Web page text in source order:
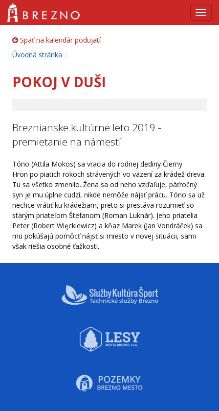
Späť na kalendár podujatí
Úvodná stránka
POKOJ V DUŠI
Breznianske kultúrne leto 2019 -
premietanie na námestí
Tóno (Attila Mokos) sa vracia do rodnej dediny Čierny
Hron po piatich rokoch strávených vo väzení za krádež dreva.
Tu sa všetko zmenilo. Žena sa od neho vzďaľuje, päťročný
syn je mu úplne cudzí, nikde nemôže nájsť prácu. Tóno sa už
nechce vrátiť ku krádežiam, preto si prestáva rozumieť so
starým priateľom Štefanom (Roman Luknár). Jeho priatelia
Peter (Robert Więckiewicz) a kňaz Marek (Jan Vondráček) sa
mu pokúšajú pomôcť nájsť si miesto v novej situácii, sami
však riešia osobné ťažkosti.